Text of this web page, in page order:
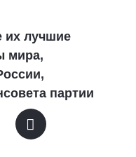
их лучшие
мира,
партии